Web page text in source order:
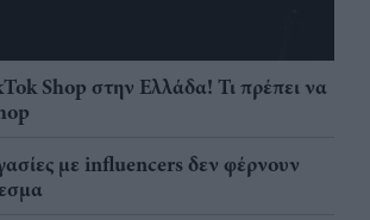
Shop στην Ελλάδα! Τι πρέπει να
με influencers δεν φέρνουν